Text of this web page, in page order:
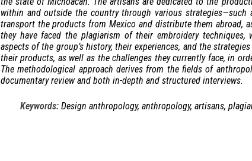
within and outside the country through various
transport the products from Mexico and distribute them abroad,
they have faced the plagiarism of their embroidery
aspects of the group’s history, their experiences, and the
their products, as well as the challenges they currently face, in
The methodological approach derives from the fields of
documentary review and both in-depth and structured interviews.
Keywords: Design anthropology, anthropology, artisans,